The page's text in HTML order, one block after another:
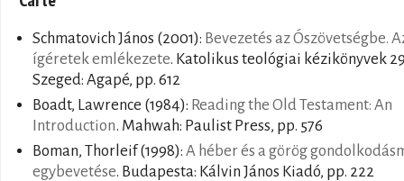
Schmatovich János (2001): Bevezetés az Ószövetségbe.
ígéretek emlékezete. Katolikus teológiai kézikönyvek
Szeged: Agapé, pp. 612
Boadt, Lawrence (1984): Reading the Old Testament: An
Introduction. Mahwah: Paulist Press, pp. 576
Boman, Thorleif (1998): A héber és a görög
egybevetése. Budapesta: Kálvin János Kiadó, pp. 222